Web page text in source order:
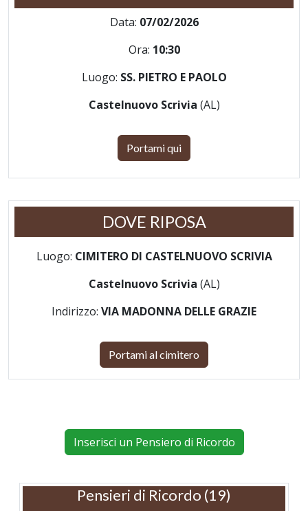
Data: 07/02/2026
Ora: 10:30
Luogo: SS. PIETRO E PAOLO
Castelnuovo Scrivia (AL)
Portami qui
DOVE RIPOSA
Luogo: CIMITERO DI CASTELNUOVO SCRIVIA
Castelnuovo Scrivia (AL)
Indirizzo: VIA MADONNA DELLE GRAZIE
Portami al cimitero
Inserisci un Pensiero di Ricordo
Pensieri di Ricordo (19)